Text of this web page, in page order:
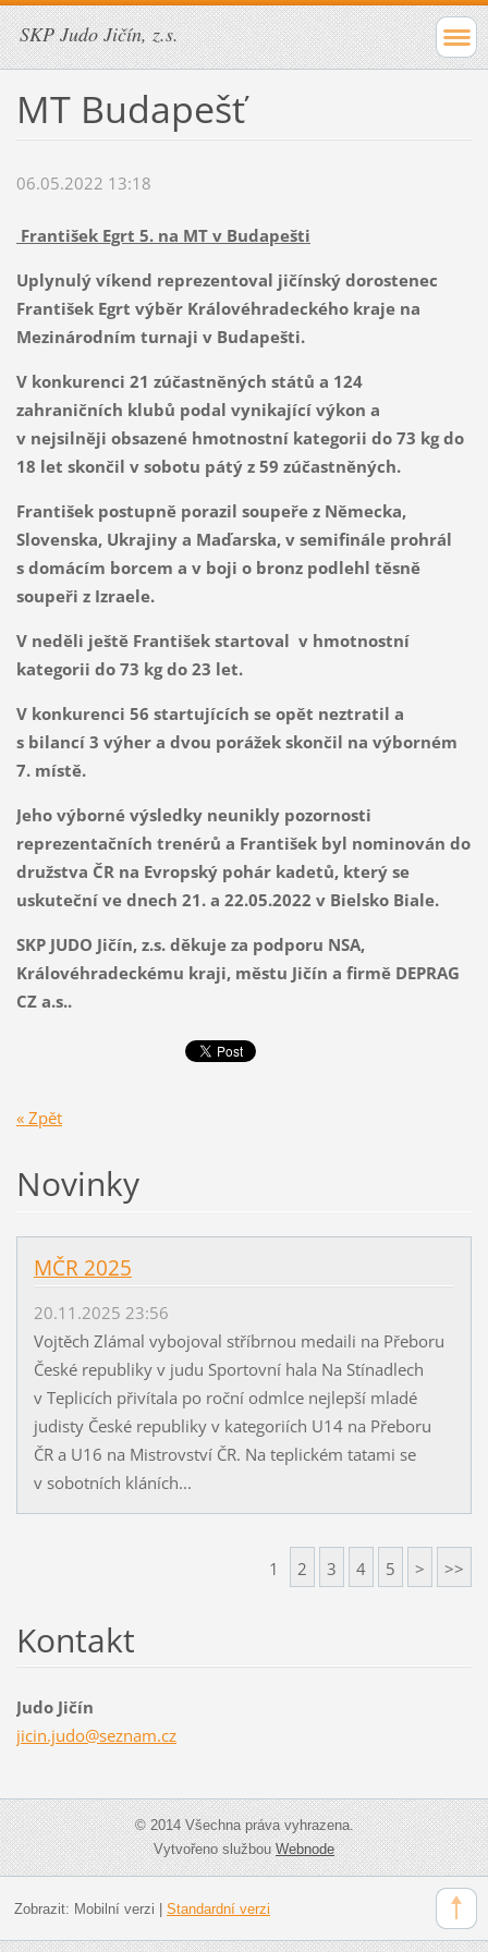
SKP Judo Jičín, z.s.
MT Budapešť
06.05.2022 13:18
František Egrt 5. na MT v Budapešti
Uplynulý víkend reprezentoval jičínský dorostenec
František Egrt výběr Královéhradeckého kraje na
Mezinárodním turnaji v Budapešti.
V konkurenci 21 zúčastněných států a 124
zahraničních klubů podal vynikající výkon a
v nejsilněji obsazené hmotnostní kategorii do 73 kg do
18 let skončil v sobotu pátý z 59 zúčastněných.
František postupně porazil soupeře z Německa,
Slovenska, Ukrajiny a Maďarska, v semifinále prohrál
s domácím borcem a v boji o bronz podlehl těsně
soupeři z Izraele.
V neděli ještě František startoval v hmotnostní
kategorii do 73 kg do 23 let.
V konkurenci 56 startujících se opět neztratil a
s bilancí 3 výher a dvou porážek skončil na výborném
7. místě.
Jeho výborné výsledky neunikly pozornosti
reprezentačních trenérů a František byl nominován do
družstva ČR na Evropský pohár kadetů, který se
uskuteční ve dnech 21. a 22.05.2022 v Bielsko Biale.
SKP JUDO Jičín, z.s. děkuje za podporu NSA,
Královéhradeckému kraji, městu Jičín a firmě DEPRAG
CZ a.s..
« Zpět
Novinky
MČR 2025
20.11.2025 23:56
Vojtěch Zlámal vybojoval stříbrnou medaili na Přeboru
České republiky v judu Sportovní hala Na Stínadlech
v Teplicích přivítala po roční odmlce nejlepší mladé
judisty České republiky v kategoriích U14 na Přeboru
ČR a U16 na Mistrovství ČR. Na teplickém tatami se
v sobotních kláních...
1 2 3 4 5 > >>
Kontakt
Judo Jičín
jicin.judo@seznam.cz
© 2014 Všechna práva vyhrazena.
Vytvořeno službouWebnode
Zobrazit: Mobilní verzi Standardní verzi